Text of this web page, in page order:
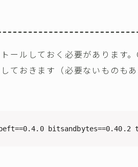
ールしておく必要があります
ておきます（必要ないものも
bitsandbytes==0.40.2